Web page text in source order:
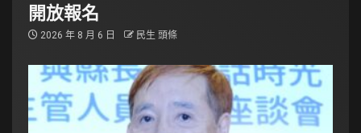
開放報名
2026 年 8 月 6 日 民生 頭條